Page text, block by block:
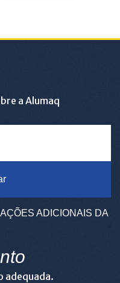
a Alumaq
ADICIONAIS DA
adequada.